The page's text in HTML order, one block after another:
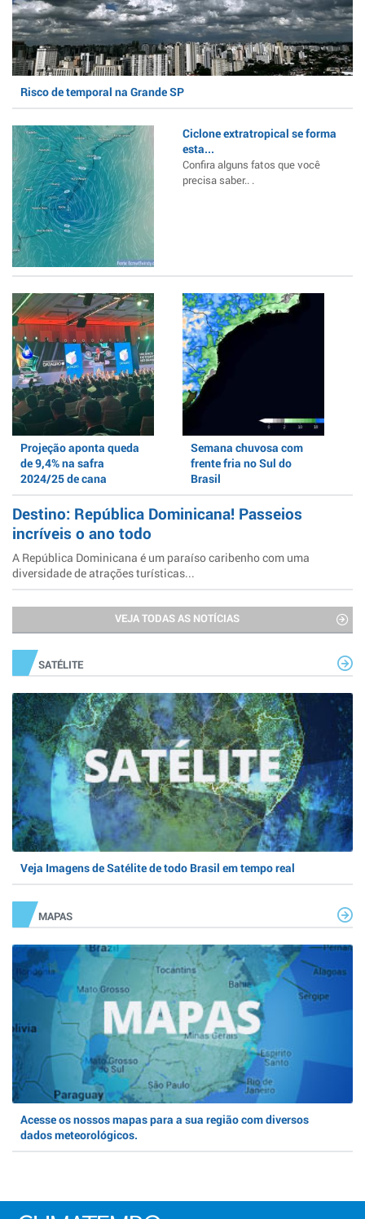
Risco de temporal na Grande SP
Ciclone extratropical se forma
esta...
Confira alguns fatos que você
precisa saber.. .
Projeção aponta queda
de 9,4% na safra
2024/25 de cana
Semana chuvosa com
frente fria no Sul do
Brasil
Destino: República Dominicana! Passeios
incríveis o ano todo
A República Dominicana é um paraíso caribenho com uma
diversidade de atrações turísticas...
VEJA TODAS AS NOTÍCIAS
SATÉLITE
Veja Imagens de Satélite de todo Brasil em tempo real
MAPAS
Acesse os nossos mapas para a sua região com diversos
dados meteorológicos.